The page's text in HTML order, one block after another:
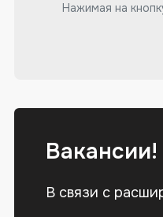
Нажимая на
Вакансии!
В связи с